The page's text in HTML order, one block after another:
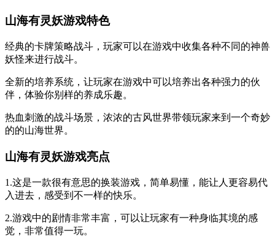
山海有灵妖游戏特色
经典的卡牌策略战斗，玩家可以在游戏中收集各种不同的神兽
妖怪来进行战斗。
全新的培养系统，让玩家在游戏中可以培养出各种强力的伙
伴，体验你别样的养成乐趣。
热血刺激的战斗场景，浓浓的古风世界带领玩家来到一个奇妙
的的山海世界。
山海有灵妖游戏亮点
1.这是一款很有意思的换装游戏，简单易懂，能让人更容易代
入进去，感受到不一样的快乐。
2.游戏中的剧情非常丰富，可以让玩家有一种身临其境的感
觉，非常值得一玩。